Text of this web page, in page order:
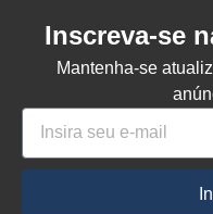
Inscreva-se
Mantenha-se